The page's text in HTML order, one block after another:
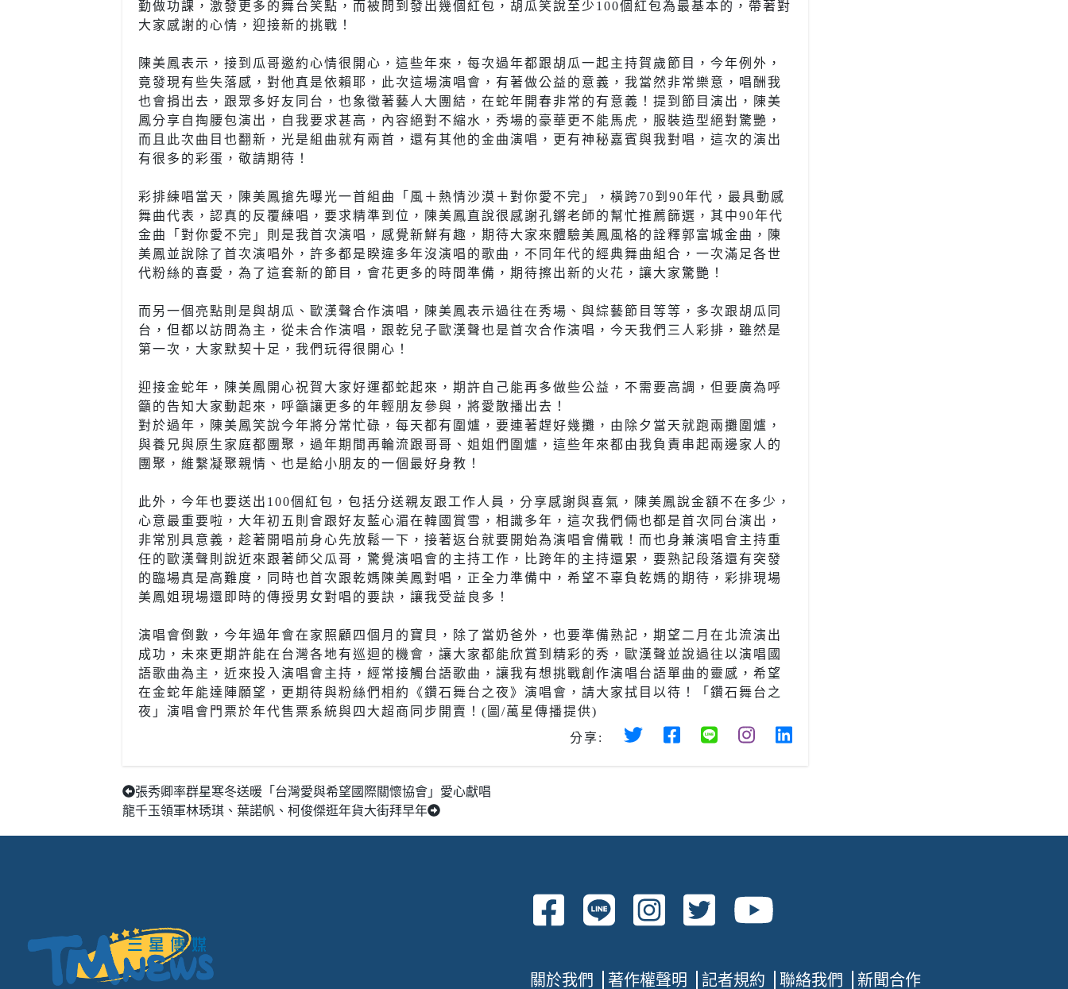
勤做功課，激發更多的舞台笑點，而被問到發出幾個紅包，胡瓜笑說至少100個紅包為最基本的，帶著對
大家感謝的心情，迎接新的挑戰！
陳美鳳表示，接到瓜哥邀約心情很開心，這些年來，每次過年都跟胡瓜一起主持賀歲節目，今年例外，
竟發現有些失落感，對他真是依賴耶，此次這場演唱會，有著做公益的意義，我當然非常樂意，唱酬我
也會捐出去，跟眾多好友同台，也象徵著藝人大團結，在蛇年開春非常的有意義！提到節目演出，陳美
鳳分享自掏腰包演出，自我要求甚高，內容絕對不縮水，秀場的豪華更不能馬虎，服裝造型絕對驚艷，
而且此次曲目也翻新，光是組曲就有兩首，還有其他的金曲演唱，更有神秘嘉賓與我對唱，這次的演出
有很多的彩蛋，敬請期待！
彩排練唱當天，陳美鳳搶先曝光一首組曲「風＋熱情沙漠＋對你愛不完」，橫跨70到90年代，最具動感
舞曲代表，認真的反覆練唱，要求精準到位，陳美鳳直說很感謝孔鏘老師的幫忙推薦篩選，其中90年代
金曲「對你愛不完」則是我首次演唱，感覺新鮮有趣，期待大家來體驗美鳳風格的詮釋郭富城金曲，陳
美鳳並說除了首次演唱外，許多都是睽違多年沒演唱的歌曲，不同年代的經典舞曲組合，一次滿足各世
代粉絲的喜愛，為了這套新的節目，會花更多的時間準備，期待擦出新的火花，讓大家驚艷！
而另一個亮點則是與胡瓜、歐漢聲合作演唱，陳美鳳表示過往在秀場、與綜藝節目等等，多次跟胡瓜同
台，但都以訪問為主，從未合作演唱，跟乾兒子歐漢聲也是首次合作演唱，今天我們三人彩排，雖然是
第一次，大家默契十足，我們玩得很開心！
迎接金蛇年，陳美鳳開心祝賀大家好運都蛇起來，期許自己能再多做些公益，不需要高調，但要廣為呼
籲的告知大家動起來，呼籲讓更多的年輕朋友參與，將愛散播出去！
對於過年，陳美鳳笑說今年將分常忙碌，每天都有圍爐，要連著趕好幾攤，由除夕當天就跑兩攤圍爐，
與養兄與原生家庭都團聚，過年期間再輪流跟哥哥、姐姐們圍爐，這些年來都由我負責串起兩邊家人的
團聚，維繫凝聚親情、也是給小朋友的一個最好身教！
此外，今年也要送出100個紅包，包括分送親友跟工作人員，分享感謝與喜氣，陳美鳳說金額不在多少，
心意最重要啦，大年初五則會跟好友藍心湄在韓國賞雪，相識多年，這次我們倆也都是首次同台演出，
非常別具意義，趁著開唱前身心先放鬆一下，接著返台就要開始為演唱會備戰！而也身兼演唱會主持重
任的歐漢聲則說近來跟著師父瓜哥，驚覺演唱會的主持工作，比跨年的主持還累，要熟記段落還有突發
的臨場真是高難度，同時也首次跟乾媽陳美鳳對唱，正全力準備中，希望不辜負乾媽的期待，彩排現場
美鳳姐現場還即時的傳授男女對唱的要訣，讓我受益良多！
演唱會倒數，今年過年會在家照顧四個月的寶貝，除了當奶爸外，也要準備熟記，期望二月在北流演出
成功，未來更期許能在台灣各地有巡迴的機會，讓大家都能欣賞到精彩的秀，歐漢聲並說過往以演唱國
語歌曲為主，近來投入演唱會主持，經常接觸台語歌曲，讓我有想挑戰創作演唱台語單曲的靈感，希望
在金蛇年能達陣願望，更期待與粉絲們相約《鑽石舞台之夜》演唱會，請大家拭目以待！「鑽石舞台之
夜」演唱會門票於年代售票系統與四大超商同步開賣！(圖/萬星傳播提供)
分享:
張秀卿率群星寒冬送暖「台灣愛與希望國際關懷協會」愛心獻唱
龍千玉領軍林琇琪、葉諾帆、柯俊傑逛年貨大街拜早年
關於我們 著作權聲明 記者規約 聯絡我們 新聞合作